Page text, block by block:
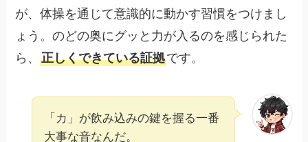
が、体操を通じて意識的に動かす習慣をつけまし
ょう。のどの奥にグッと力が入るのを感じられた
ら、正しくできている証拠です。
「カ」が飲み込みの鍵を握る一番
大事な音なんだ。